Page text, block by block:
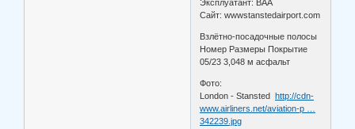
Эксплуатант: BAA
Сайт: wwwstanstedairport.com
Взлётно-посадочные полосы
Номер Размеры Покрытие
05/23 3,048 м асфальт
Фото:
London - Stanstedhttp://cdn-
www.airliners.net/aviation-p …
342239.jpg